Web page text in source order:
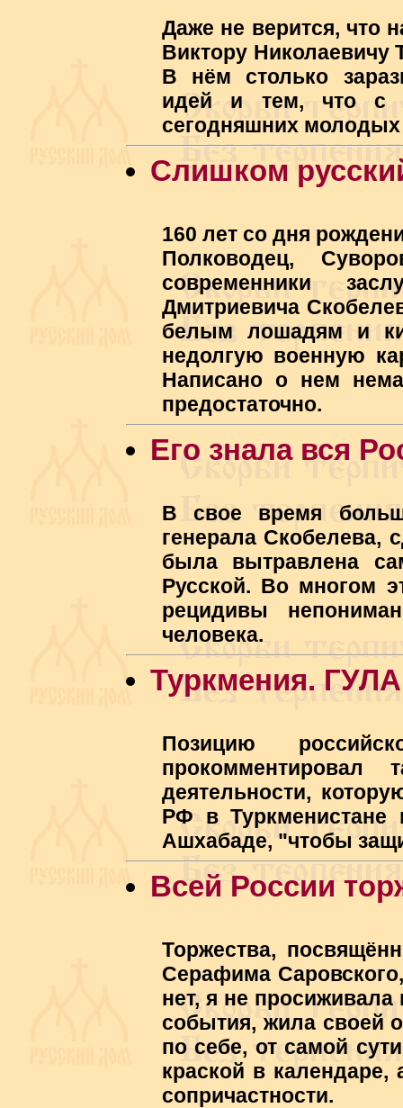
Даже не верится, что
Виктору Николаевичу
В нём столько
идей и тем, что с
сегодняшних
Слишком
160 лет со дня
Полководец,
современники
Дмитриевича
белым лошадям и
недолгую военную
Написано о нем
предостаточно.
Его знала вся
В свое время
генерала Скобелева,
была вытравлена
Русской. Во многом
рецидивы
человека.
Туркмения.
Позицию
деятельности,
РФ в Туркменистане
Ашхабаде, "чтобы
Всей России
Торжества,
Серафима
нет, я не
события, жила своей
по себе, от самой
краской в
сопричастности.